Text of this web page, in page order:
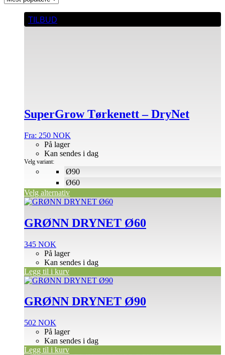
TILBUD
SuperGrow Tørkenett – DryNet
Fra: 250 NOK
Ø90
Ø60
På lager
Kan sendes i dag
Velg variant:
Velg alternativ
Dette
produktet
GRØNN DRYNET Ø60
345 NOK
På lager
Kan sendes i dag
Legg til i kurv
GRØNN DRYNET Ø90
502 NOK
På lager
Kan sendes i dag
Legg til i kurv